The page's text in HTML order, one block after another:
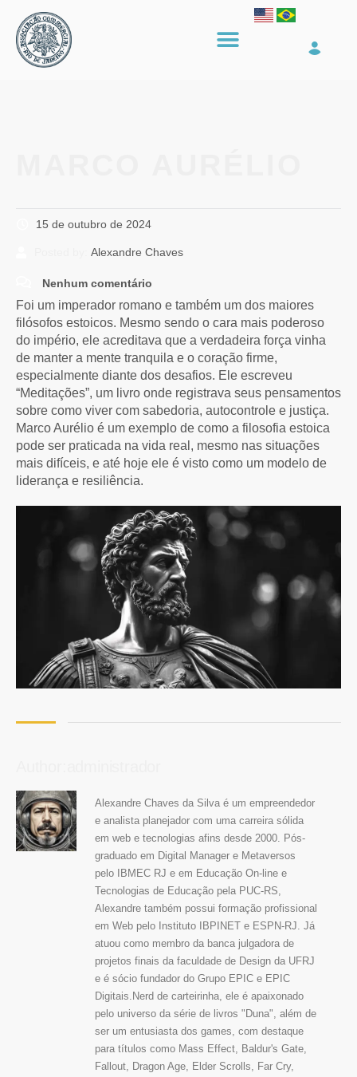
15 de outubro de 2024
Alexandre Chaves
Nenhum comentário
Foi um imperador romano e também um dos maiores
filósofos estoicos. Mesmo sendo o cara mais poderoso
do império, ele acreditava que a verdadeira força vinha
de manter a mente tranquila e o coração firme,
especialmente diante dos desafios. Ele escreveu
“Meditações”, um livro onde registrava seus pensamentos
sobre como viver com sabedoria, autocontrole e justiça.
Marco Aurélio é um exemplo de como a filosofia estoica
pode ser praticada na vida real, mesmo nas situações
mais difíceis, e até hoje ele é visto como um modelo de
liderança e resiliência.
Alexandre Chaves da Silva é um empreendedor
e analista planejador com uma carreira sólida
em web e tecnologias afins desde 2000. Pós-
graduado em Digital Manager e Metaversos
pelo IBMEC RJ e em Educação On-line e
Tecnologias de Educação pela PUC-RS,
Alexandre também possui formação profissional
em Web pelo Instituto IBPINET e ESPN-RJ. Já
atuou como membro da banca julgadora de
projetos finais da faculdade de Design da UFRJ
e é sócio fundador do Grupo EPIC e EPIC
Digitais.Nerd de carteirinha, ele é apaixonado
pelo universo da série de livros "Duna", além de
ser um entusiasta dos games, com destaque
para títulos como Mass Effect, Baldur's Gate,
Fallout, Dragon Age, Elder Scrolls, Far Cry,